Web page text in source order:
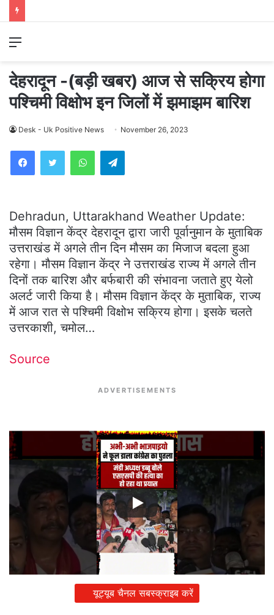
Menu
देहरादून -(बड़ी खबर) आज से सक्रिय होगा
पश्चिमी विक्षोभ इन जिलों में झमाझम बारिश
Desk - Uk Positive News November 26, 2023
WhatsAppTelegram
Dehradun, Uttarakhand Weather Update:
मौसम विज्ञान केंद्र देहरादून द्वारा जारी पूर्वानुमान के मुताबिक
उत्तराखंड में अगले तीन दिन मौसम का मिजाज बदला हुआ
रहेगा। मौसम विज्ञान केंद्र ने उत्तराखंड राज्य में अगले तीन
दिनों तक बारिश और बर्फबारी की संभावना जताते हुए येलो
अलर्ट जारी किया है। मौसम विज्ञान केंद्र के मुताबिक, राज्य
में आज रात से पश्चिमी विक्षोभ सक्रिय होगा। इसके चलते
उत्तरकाशी, चमोल…
Source
ADVERTISEMENTS
यूट्यूब चैनल सबस्क्राइब करें